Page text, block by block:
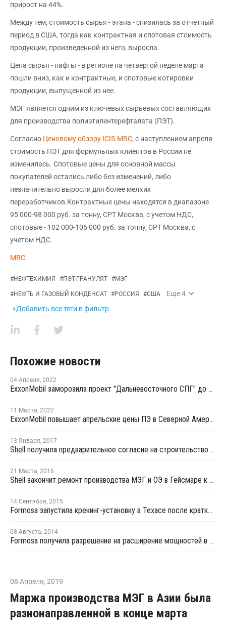
прирост на 44%.
Между тем, стоимость сырья - этана - снизилась за отчетный
период в США, тогда как контрактная и спотовая стоимость
продукции, произведенной из него, выросла.
Цена сырья - нафты - в регионе на четвертой неделе марта
пошли вниз, как и контрактные, и спотовые котировки
продукции, выпущенной из нее.
МЭГ является одним из ключевых сырьевых составляющих
для производства полиэтилентерефталата (ПЭТ).
Согласно Ценовому обзору ICIS-MRC, с наступлением апреля
стоимость ПЭТ для формульных клиентов в России не
изменилась. Спотовые цены для основной массы
покупателей остались либо без изменений, либо
незначительно выросли для более мелких
переработчиков.Контрактные цены находятся в диапазоне
95 000-98 000 руб. за тонну, CPT Москва, с учетом НДС,
спотовые - 102 000-106 000 руб. за тонну, CPT Москва, с
учетом НДС.
MRC
#НЕФТЕХИМИЯ #ПЭТ-ГРАНУЛЯТ #МЭГ
#НЕФТЬ И ГАЗОВЫЙ КОНДЕНСАТ #РОССИЯ #США Еще4
+Добавить все теги в фильтр
Похожие новости
04 Апреля, 2022
ExxonMobil заморозила проект "Дальневосточного СПГ" до отдельного уведомления
11 Марта, 2022
ExxonMobil повышает апрельские цены ПЭ в Северной Америке
13 Января, 2017
Shell получила предварительное согласие на строительство этанового комплекса в Пенсильвании
21 Марта, 2016
Shell закончит ремонт производства МЭГ и ОЭ в Гейсмаре к концу апреля
14 Сентября, 2015
Formosa запустила крекинг-установку в Техасе после кратковременной остановки
08 Августа, 2014
Formosa получила разрешение на расширение мощностей в Техасе
08 Апреля, 2019
Маржа производства МЭГ в Азии была
разнонаправленной в конце марта